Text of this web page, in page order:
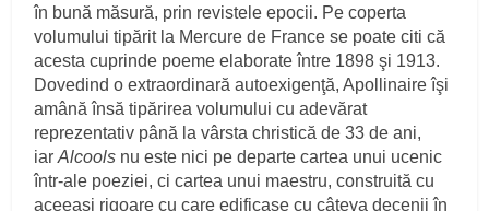
în bună măsură, prin revistele epocii. Pe coperta
volumului tipărit la Mercure de France se poate citi că
acesta cuprinde poeme elaborate între 1898 şi 1913.
Dovedind o extraordinară autoexigenţă, Apollinaire îşi
amână însă tipărirea volumului cu adevărat
reprezentativ până la vârsta christică de 33 de ani,
iarAlcools nu este nici pe departe cartea unui ucenic
într-ale poeziei, ci cartea unui maestru, construită cu
aceeaşi rigoare cu care edificase cu câteva decenii în